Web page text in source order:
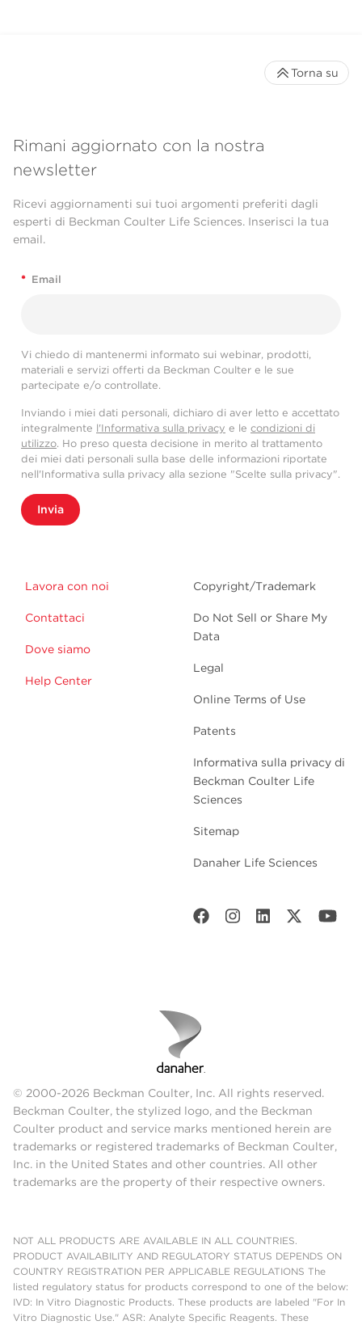
Rimani aggiornato con la nostra
newsletter
Ricevi aggiornamenti sui tuoi argomenti preferiti dagli
esperti di Beckman Coulter Life Sciences. Inserisci la tua
email.
* Email
Vi chiedo di mantenermi informato sui webinar, prodotti,
materiali e servizi offerti da Beckman Coulter e le sue
partecipate e/o controllate.
Inviando i miei dati personali, dichiaro di aver letto e accettato
integralmente l'Informativa sulla privacy e le condizioni di
utilizzo. Ho preso questa decisione in merito al trattamento
dei miei dati personali sulla base delle informazioni riportate
nell'Informativa sulla privacy alla sezione "Scelte sulla privacy".
Invia
Lavora con noi
Contattaci
Dove siamo
Help Center
Copyright/Trademark
Do Not Sell or Share My
Data
Legal
Online Terms of Use
Patents
Informativa sulla privacy di
Beckman Coulter Life
Sciences
Sitemap
Danaher Life Sciences
Torna su
© 2000-2026 Beckman Coulter, Inc. All rights reserved.
Beckman Coulter, the stylized logo, and the Beckman
Coulter product and service marks mentioned herein are
trademarks or registered trademarks of Beckman Coulter,
Inc. in the United States and other countries. All other
trademarks are the property of their respective owners.
NOT ALL PRODUCTS ARE AVAILABLE IN ALL COUNTRIES.
PRODUCT AVAILABILITY AND REGULATORY STATUS DEPENDS ON
COUNTRY REGISTRATION PER APPLICABLE REGULATIONS The
listed regulatory status for products correspond to one of the below:
IVD: In Vitro Diagnostic Products. These products are labeled "For In
Vitro Diagnostic Use." ASR: Analyte Specific Reagents. These